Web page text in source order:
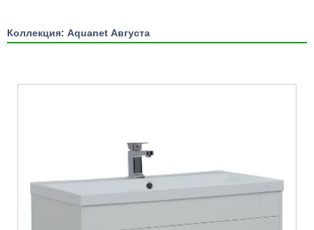
Коллекция: Aquanet Августа